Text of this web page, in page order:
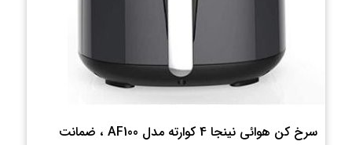
سرخ کن هوائی نینجا 4 کوارته مدل AF100 ، ضمانت